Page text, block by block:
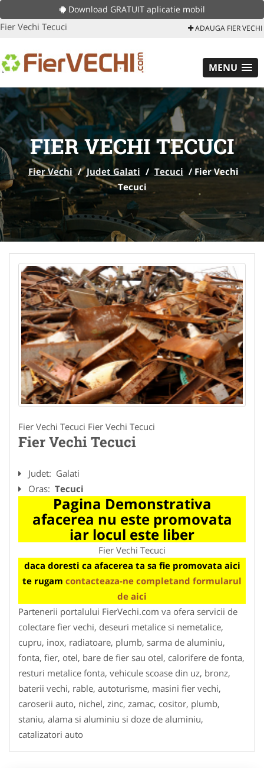
Download GRATUIT aplicatie mobil
Fier Vechi Tecuci ADAUGA FIER VECHI
MENU
FIER VECHI TECUCI
Fier Vechi / Judet Galati / Tecuci / Fier Vechi
Tecuci
Fier Vechi Tecuci Fier Vechi Tecuci
Fier Vechi Tecuci
Judet: Galati
Oras: Tecuci
Pagina Demonstrativa
afacerea nu este promovata
iar locul este liber
Fier Vechi Tecuci
daca doresti ca afacerea ta sa fie promovata aici
te rugam contacteaza-ne completand formularul
de aici
Partenerii portalului FierVechi.com va ofera servicii de
colectare fier vechi, deseuri metalice si nemetalice,
cupru, inox, radiatoare, plumb, sarma de aluminiu,
fonta, fier, otel, bare de fier sau otel, calorifere de fonta,
resturi metalice fonta, vehicule scoase din uz, bronz,
baterii vechi, rable, autoturisme, masini fier vechi,
caroserii auto, nichel, zinc, zamac, cositor, plumb,
staniu, alama si aluminiu si doze de aluminiu,
catalizatori auto